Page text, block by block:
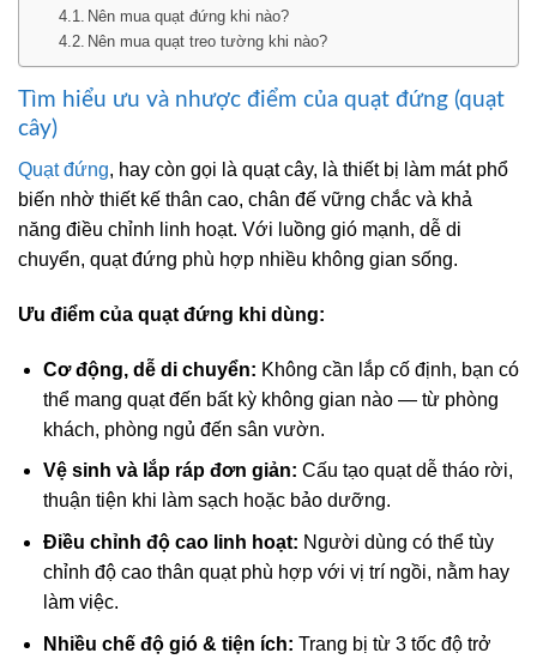
Nên mua quạt đứng khi nào?
Nên mua quạt treo tường khi nào?
Tìm hiểu ưu và nhược điểm của quạt đứng (quạt
cây)
Quạt đứng, hay còn gọi là quạt cây, là thiết bị làm mát phổ
biến nhờ thiết kế thân cao, chân đế vững chắc và khả
năng điều chỉnh linh hoạt. Với luồng gió mạnh, dễ di
chuyển, quạt đứng phù hợp nhiều không gian sống.
Ưu điểm của quạt đứng khi dùng:
Cơ động, dễ di chuyển: Không cần lắp cố định, bạn có
thể mang quạt đến bất kỳ không gian nào — từ phòng
khách, phòng ngủ đến sân vườn.
Vệ sinh và lắp ráp đơn giản: Cấu tạo quạt dễ tháo rời,
thuận tiện khi làm sạch hoặc bảo dưỡng.
Điều chỉnh độ cao linh hoạt: Người dùng có thể tùy
chỉnh độ cao thân quạt phù hợp với vị trí ngồi, nằm hay
làm việc.
Nhiều chế độ gió & tiện ích: Trang bị từ 3 tốc độ trở